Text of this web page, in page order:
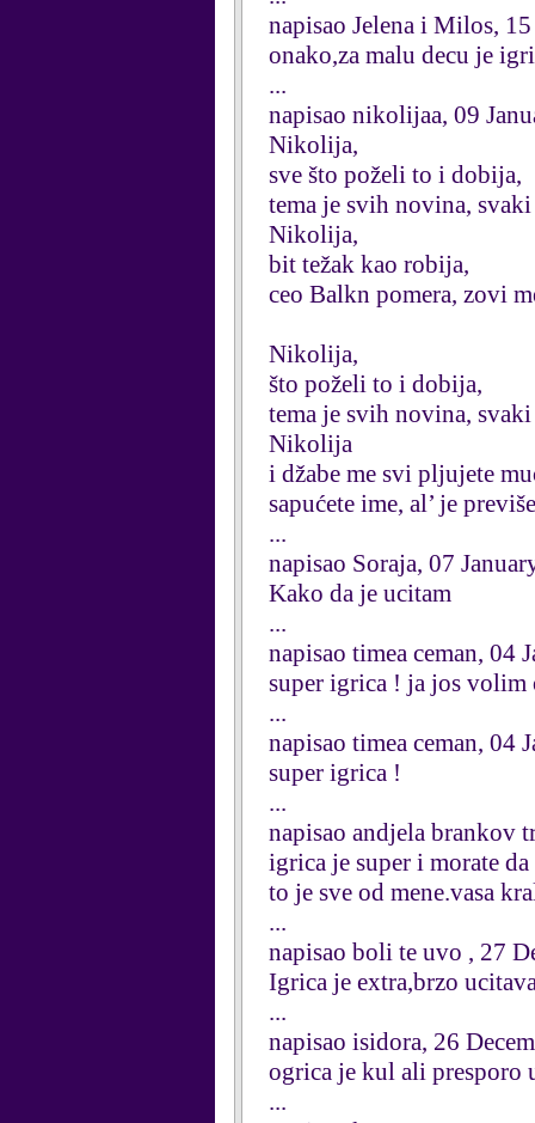
napisao Jelena i Milos,
onako,za malu decu je
...
napisao nikolijaa, 09
Nikolija,
sve što poželi to i dobija,
tema je svih novina,
Nikolija,
bit težak kao robija,
ceo Balkn pomera, zovi
Nikolija,
što poželi to i dobija,
tema je svih novina,
Nikolija
i džabe me svi pljujete
sapućete ime, al’ je
...
napisao Soraja, 07
Kako da je ucitam
...
napisao timea ceman, 04
super igrica ! ja jos
...
napisao timea ceman, 04
super igrica !
...
napisao andjela brankov
igrica je super i morate
to je sve od mene.vasa
...
napisao boli te uvo , 27
Igrica je extra,brzo
...
napisao isidora, 26
ogrica je kul ali presporo
...